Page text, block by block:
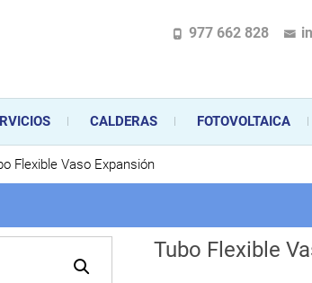
la instalación, comercialización y mantenimiento de gas
climatización o electrodomésticos, desde el
977 662 828
CALDERAS FOTOVOLTAICA
Flexible Vaso Expansión
Tubo Flexible